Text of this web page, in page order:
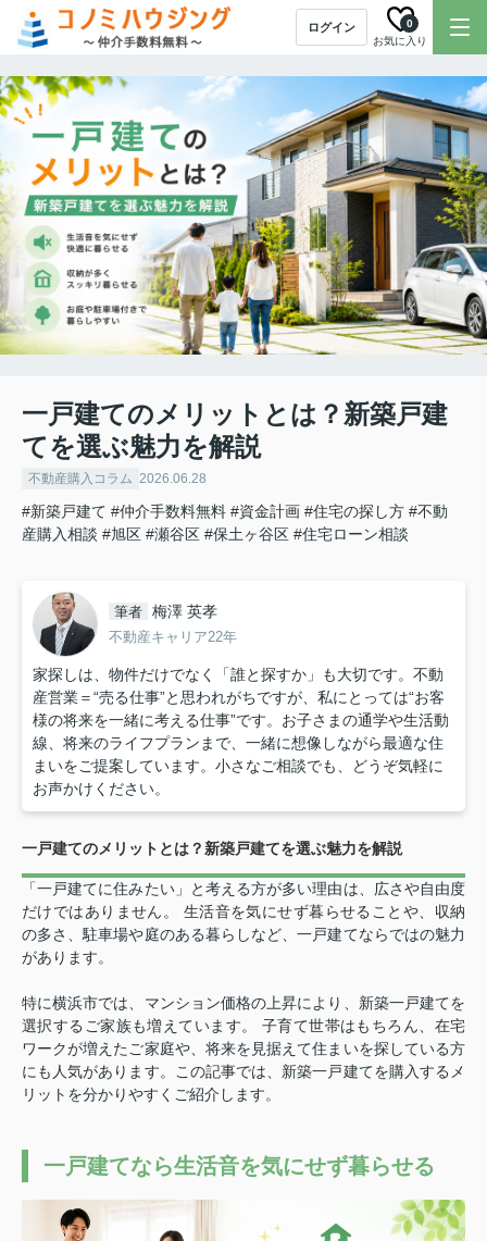
ログイン
お気に入り
0
一戸建てのメリットとは？新築戸建
てを選ぶ魅力を解説
不動産購入コラム 2026.06.28
#新築戸建て #仲介手数料無料 #資金計画 #住宅の探し方 #不動
産購入相談 #旭区 #瀬谷区 #保土ヶ谷区 #住宅ローン相談
筆者 梅澤 英孝
不動産キャリア22年
家探しは、物件だけでなく「誰と探すか」も大切です。不動
産営業＝“売る仕事”と思われがちですが、私にとっては“お客
様の将来を一緒に考える仕事”です。お子さまの通学や生活動
線、将来のライフプランまで、一緒に想像しながら最適な住
まいをご提案しています。小さなご相談でも、どうぞ気軽に
お声かけください。
一戸建てのメリットとは？新築戸建てを選ぶ魅力を解説
「一戸建てに住みたい」と考える方が多い理由は、広さや自由度
だけではありません。 生活音を気にせず暮らせることや、収納
の多さ、駐車場や庭のある暮らしなど、一戸建てならではの魅力
があります。
特に横浜市では、マンション価格の上昇により、新築一戸建てを
選択するご家族も増えています。 子育て世帯はもちろん、在宅
ワークが増えたご家庭や、将来を見据えて住まいを探している方
にも人気があります。
この記事では、新築一戸建てを購入するメ
リットを分かりやすくご紹介します。
一戸建てなら生活音を気にせず暮らせる